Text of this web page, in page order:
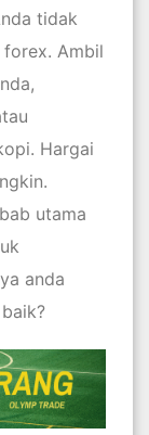
tidak
Ambil
Hargai
utama
anda